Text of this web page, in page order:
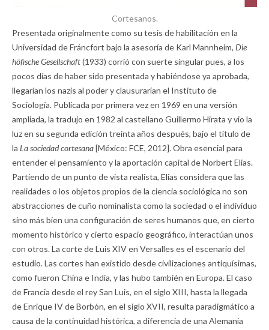
Cortesanos.
Presentada originalmente como su tesis de habilitación en la
Universidad de Fráncfort bajo la asesoría de Karl Mannheim, Die
höfische Gesellschaft(1933) corrió con suerte singular pues, a los
pocos días de haber sido presentada y habiéndose ya aprobada,
llegarían los nazis al poder y clausurarían el Instituto de
Sociología. Publicada por primera vez en 1969 en una versión
ampliada, la tradujo en 1982 al castellano Guillermo Hirata y vio la
luz en su segunda edición treinta años después, bajo el título de
la La sociedad cortesana[México: FCE, 2012]. Obra esencial para
entender el pensamiento y la aportación capital de Norbert Elias.
Partiendo de un punto de vista realista, Elias considera que las
realidades o los objetos propios de la ciencia sociológica no son
abstracciones de cuño nominalista como la sociedad o el individuo
sino más bien una configuración de seres humanos que, en cierto
momento histórico y cierto espacio geográfico, interactúan unos
con otros. La corte de Luis XIV en Versalles es el escenario del
estudio. Las cortes han existido desde civilizaciones antiquísimas,
como fueron China e India, y las hubo también en Europa. El caso
de Francia desde el rey San Luis, en el siglo XIII, hasta la llegada
de Enrique IV de Borbón, en el siglo XVII, resulta paradigmático a
causa de la continuidad histórica, a diferencia de una Alemania